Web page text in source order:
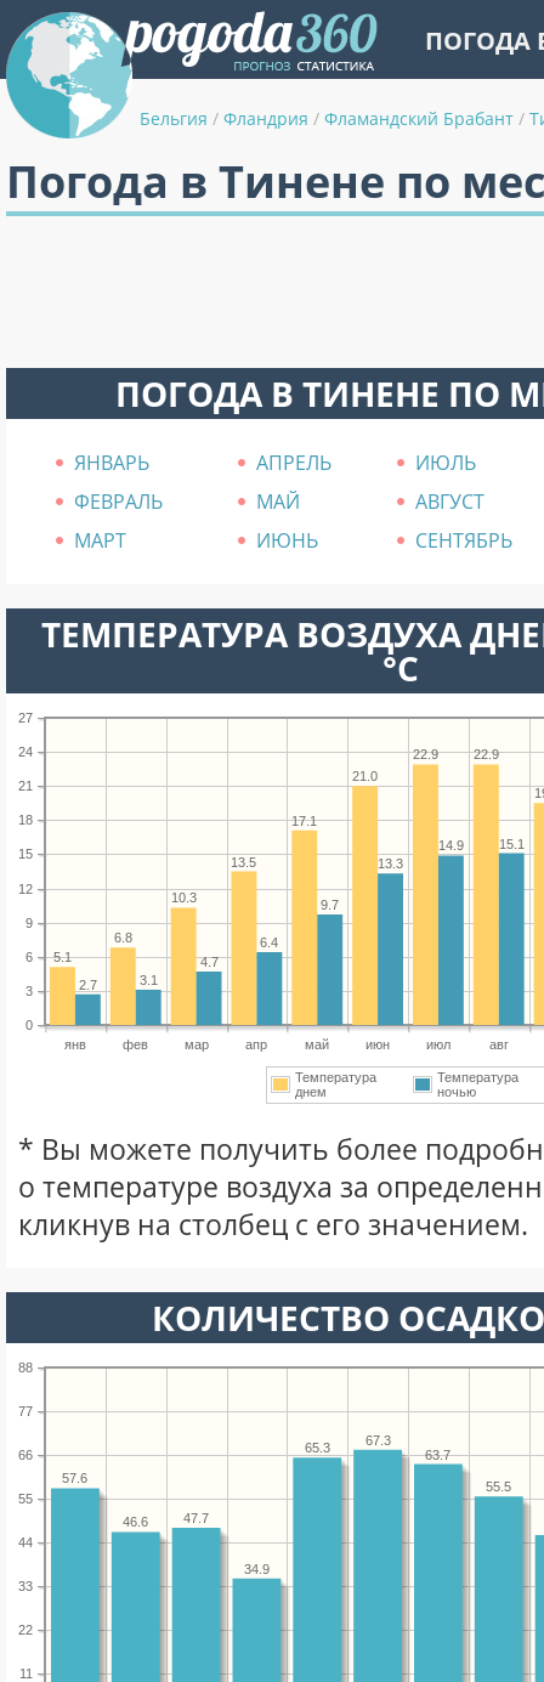
ПОГОДА
Бельгия / Фландрия / Фламандский Брабант /
Погода в Тинене по
ПОГОДА В ТИНЕНЕ ПО
ЯНВАРЬ АПРЕЛЬ
ИЮЛЬ
ФЕВРАЛЬ
МАЙ
АВГУСТ
МАРТ
ИЮНЬ СЕНТЯБРЬ
ТЕМПЕРАТУРА ВОЗДУХА
°C
янв фев мар апр май июн июл авг
0
3
6
9
12
15
18
21
24
27
22.9
22.9
21.0
17.1
13.5
10.3
6.8
5.1
15.1
14.9
13.3
9.7
6.4
4.7
3.1
2.7
Температура
днем
Температура
ночью
* Вы можете получить более
о температуре воздуха за
кликнув на столбец с его значением.
КОЛИЧЕСТВО
11
22
33
44
55
66
77
88
55.5
63.7
67.3
65.3
34.9
47.7
46.6
57.6